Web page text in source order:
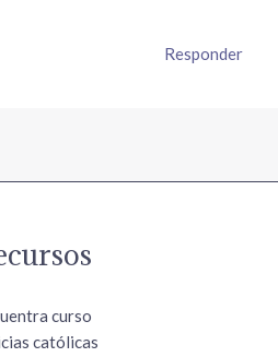
Responder
curso
católicas